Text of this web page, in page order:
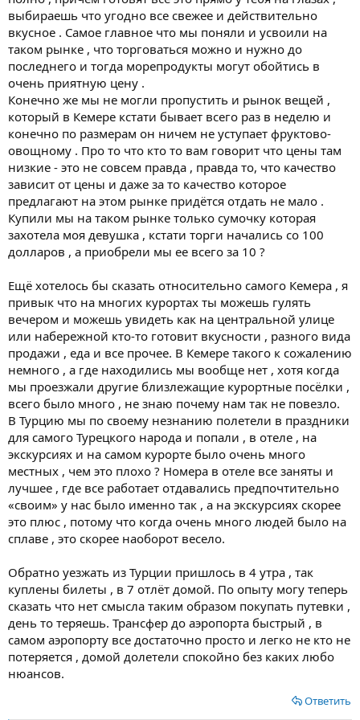
выбираешь что угодно все свежее и действительно
вкусное . Самое главное что мы поняли и усвоили на
таком рынке , что торговаться можно и нужно до
последнего и тогда морепродукты могут обойтись в
очень приятную цену .
Конечно же мы не могли пропустить и рынок вещей ,
который в Кемере кстати бывает всего раз в неделю и
конечно по размерам он ничем не уступает фруктово-
овощному . Про то что кто то вам говорит что цены там
низкие - это не совсем правда , правда то, что качество
зависит от цены и даже за то качество которое
предлагают на этом рынке придётся отдать не мало .
Купили мы на таком рынке только сумочку которая
захотела моя девушка , кстати торги начались со 100
долларов , а приобрели мы ее всего за 10 ?
Ещё хотелось бы сказать относительно самого Кемера , я
привык что на многих курортах ты можешь гулять
вечером и можешь увидеть как на центральной улице
или набережной кто-то готовит вкусности , разного вида
продажи , еда и все прочее. В Кемере такого к сожалению
немного , а где находились мы вообще нет , хотя когда
мы проезжали другие близлежащие курортные посёлки ,
всего было много , не знаю почему нам так не повезло.
В Турцию мы по своему незнанию полетели в праздники
для самого Турецкого народа и попали , в отеле , на
экскурсиях и на самом курорте было очень много
местных , чем это плохо ? Номера в отеле все заняты и
лучшее , где все работает отдавались предпочтительно
«своим» у нас было именно так , а на экскурсиях скорее
это плюс , потому что когда очень много людей было на
сплаве , это скорее наоборот весело.
Обратно уезжать из Турции пришлось в 4 утра , так
куплены билеты , в 7 отлёт домой. По опыту могу теперь
сказать что нет смысла таким образом покупать путевки ,
день то теряешь. Трансфер до аэропорта быстрый , в
самом аэропорту все достаточно просто и легко не кто не
потеряется , домой долетели спокойно без каких любо
нюансов.
Ответить